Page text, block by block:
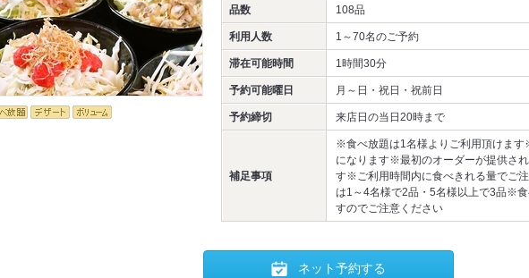
品数 108品
利用人数 1～70名のご予約
滞在可能時間 1時間30分
予約可能曜日 月～日・祝日・祝前日
予約締切 来店日の当日20時まで
補足事項
※食べ放題は1名様よりご利用頂けま
になります※最初のオーダーが提供さ
す※ご利用時間内に食べきれる量でご
は1～4名様で2品・5名様以上で3品※食
すのでご注意ください
ネット予約する